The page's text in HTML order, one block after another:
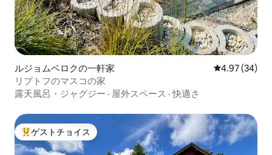
ルジョムベロクの一軒家 レビュー34
4.97 (34)
リプトフのマスコの家
露天風呂・ジャグジー · 屋外スペース ·快適さ
大好評のゲストチョイスです。
ゲストチョイス